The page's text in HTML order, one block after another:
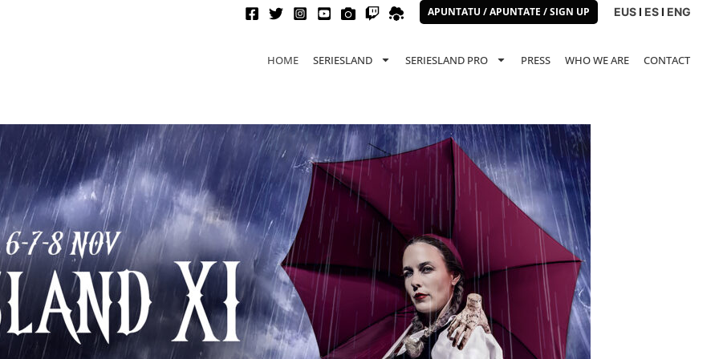
APUNTATU / APUNTATE / SIGN UP EUSI ESI ENG
HOME SERIESLAND SERIESLAND PRO PRESS WHO WE ARE CONTACT